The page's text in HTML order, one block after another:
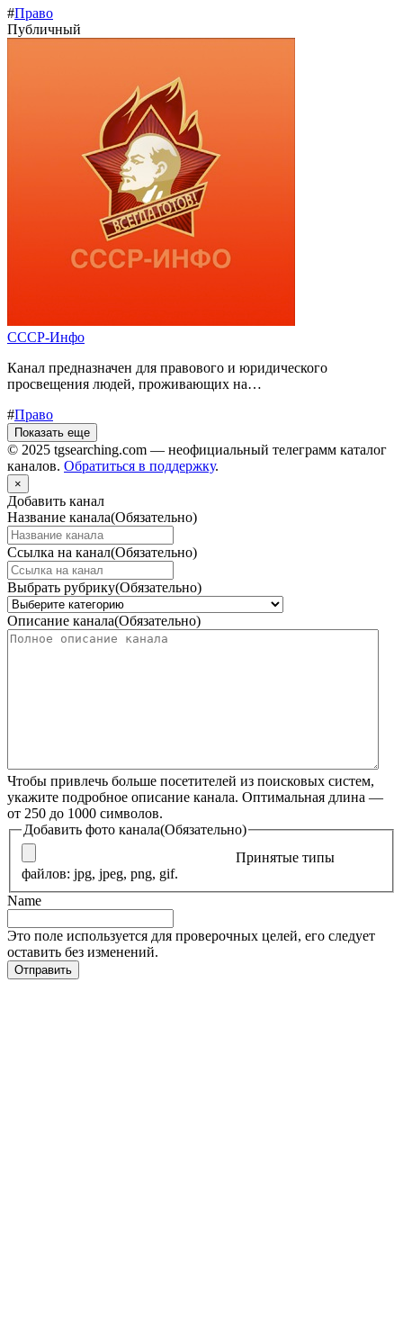
#Право
Публичный
СССР-Инфо
Канал предназначен для правового и юридического
просвещения людей, проживающих на…
#Право
Показать еще
© 2025 tgsearching.com — неофициальный телеграмм каталог
каналов. Обратиться в поддержку.
×
Добавить канал
Название канала(Обязательно)
Ссылка на канал(Обязательно)
Выбрать рубрику(Обязательно)
Описание канала(Обязательно)
Чтобы привлечь больше посетителей из поисковых систем,
укажите подробное описание канала. Оптимальная длина —
от 250 до 1000 символов.
Добавить фото канала(Обязательно)
Принятые типы
файлов: jpg, jpeg, png, gif.
Name
Это поле используется для проверочных целей, его следует
оставить без изменений.